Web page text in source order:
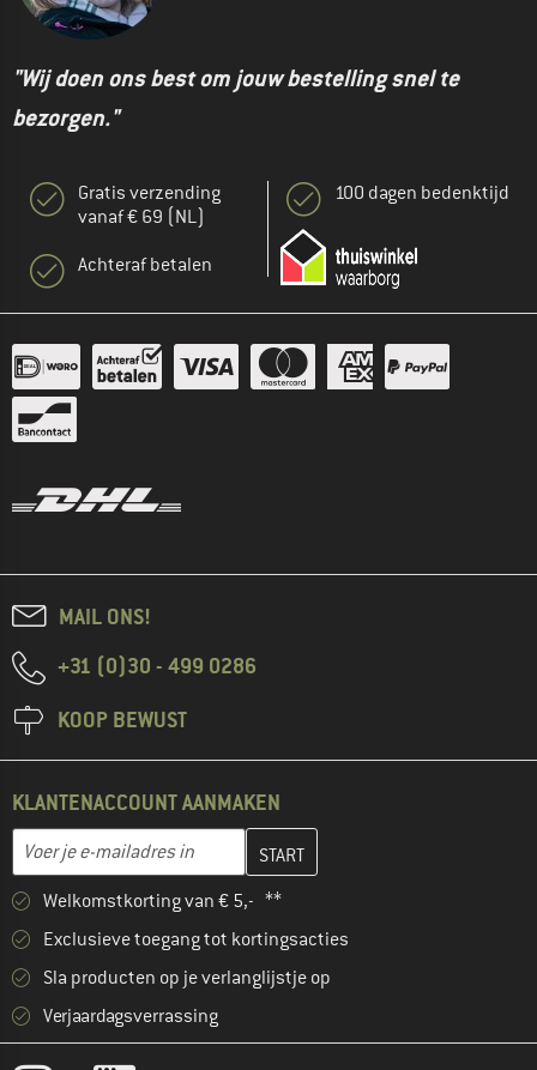
"Wij doen ons best om jouw bestelling snel te
bezorgen."
Gratis verzending
vanaf € 69 (NL)
Achteraf betalen
100 dagen bedenktijd
MAIL ONS!
+31 (0)30 - 499 0286
KOOP BEWUST
KLANTENACCOUNT AANMAKEN
E-mailadres
Vul je e-mailadres hier in en maak in de volgende stap je
Welkomstkorting van € 5,- **
Exclusieve toegang tot kortingsacties
Sla producten op je verlanglijstje op
Verjaardagsverrassing